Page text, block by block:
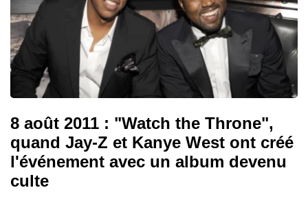
8 août 2011 : "Watch the Throne",
quand Jay-Z et Kanye West ont créé
l'événement avec un album devenu
culte